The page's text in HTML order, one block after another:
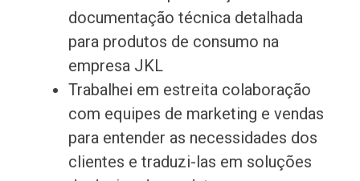
documentação técnica detalhada
para produtos de consumo na
empresa JKL
Trabalhei em estreita colaboração
com equipes de marketing e vendas
para entender as necessidades dos
clientes e traduzi-las em soluções